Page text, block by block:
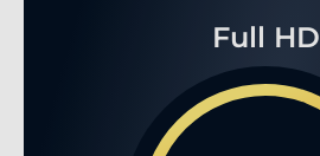
Full HD